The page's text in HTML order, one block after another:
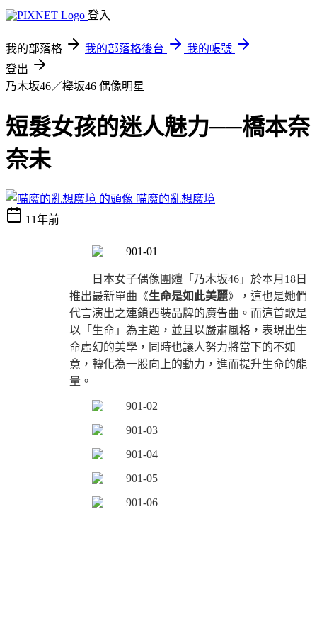
登入
我的部落格 我的部落格後台
我的帳號
登出
乃木坂46／櫸坂46 偶像明星
短髮女孩的迷人魅力──橋本奈
奈未
喵魔的亂想魔境
11年前
日本女子偶像團體「乃木坂46」於本月18日
推出最新單曲《生命是如此美麗》，這也是她們
代言演出之連鎖西裝品牌的廣告曲。而這首歌是
以「生命」為主題，並且以嚴肅風格，表現出生
命虛幻的美學，同時也讓人努力將當下的不如
意，轉化為一股向上的動力，進而提升生命的能
量。